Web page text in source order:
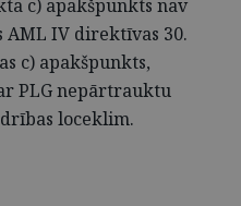
c) apakšpunkts nav
IV direktīvas 30.
c) apakšpunkts,
PLG nepārtrauktu
loceklim.